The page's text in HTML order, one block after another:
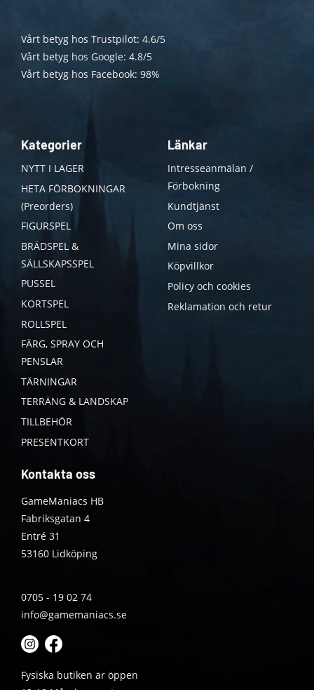
Vårt betyg hos Trustpilot: 4.6/5
Vårt betyg hos Google: 4.8/5
Vårt betyg hos Facebook: 98%
Kategorier
NYTT I LAGER
HETA FÖRBOKNINGAR
(Preorders)
FIGURSPEL
BRÄDSPEL &
SÄLLSKAPSSPEL
PUSSEL
KORTSPEL
ROLLSPEL
FÄRG, SPRAY OCH
PENSLAR
TÄRNINGAR
TERRÄNG & LANDSKAP
TILLBEHÖR
PRESENTKORT
Länkar
Intresseanmälan /
Förbokning
Kundtjänst
Om oss
Mina sidor
Köpvillkor
Policy och cookies
Reklamation och retur
Kontakta oss
GameManiacs HB
Fabriksgatan 4
Entré 31
53160 Lidköping
0705 - 19 02 74
info@gamemaniacs.se
Fysiska butiken är öppen